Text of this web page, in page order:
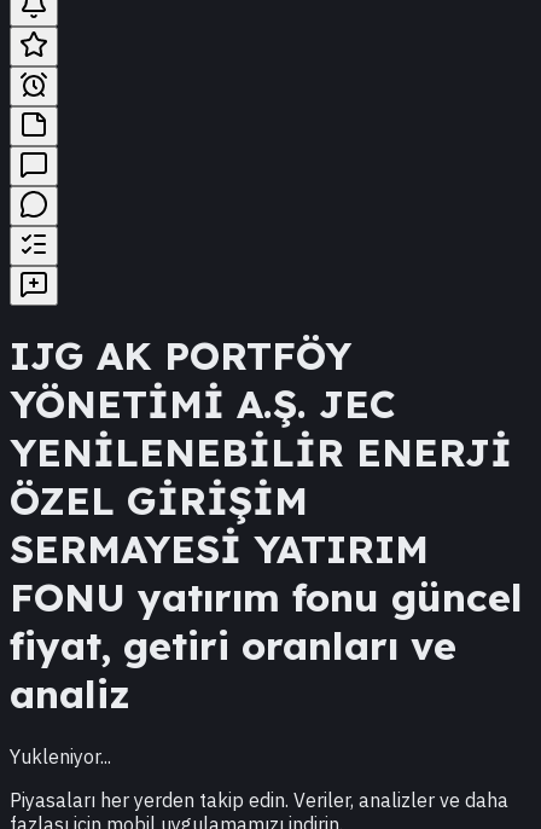
IJG AK PORTFÖY
YÖNETİMİ A.Ş. JEC
YENİLENEBİLİR ENERJİ
ÖZEL GİRİŞİM
SERMAYESİ YATIRIM
FONU yatırım fonu güncel
fiyat, getiri oranları ve
analiz
Yukleniyor...
Piyasaları her yerden takip edin. Veriler, analizler ve daha
fazlası için mobil uygulamamızı indirin.